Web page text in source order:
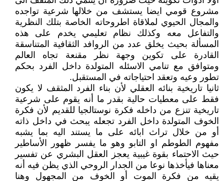
مشروع قومي ايضا يستشف من خلالها شرعية تواجده
والمجال الحيوي لملاقاة اطروحاته الخاصة بتلك النظرية
والتفاعل معه وكذلك نظام تعليمي يخدم على هذه
المسألة بحيث يخلق عدد من الروافد الثقافية المتناسقة
القادرة على تكوين وجهة نظر مقنعة تجاه العالم
ومتوافق مع تنامي الاسئله المتولدة داخل الفرد بحكم
تطور وعيه وتعقد احتياجاته في المستقبل.
ثانيا تاريخية بنائه العقلي لأن بناء الفرد المثقف لا يكون
فقط على معطيات حالية بقدر ما أنه يقوم على شرعية
تاريخية تنزع من داخله فكرة نوستالجيا للقديم لأن فكرة
الخوف المتولدة داخل الفرد تجعله يبحث في داخل ذاته
أو من خلال تراث ابائه على ما يستند اليه بما يشبه
مفهوم الطوطم او التابو وهو ما يفسر ظهور الأساطير
حيث الاحتماء بقوة غيبية يعجز العقل البشري عن تفسير
معناها فيأخذها نوعا من الجدار الروحي الذي يظن فيه أنه
يقيه من فكرة الموت أو الخوف من المجهول وهنا